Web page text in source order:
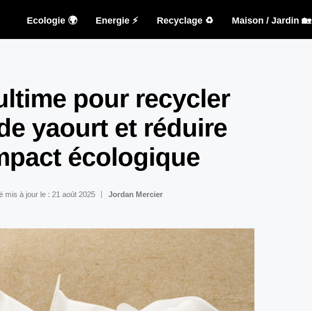
Ecologie 🌍 Energie ⚡ Recyclage ♻️ Maison / Jardin 🏡
pour recycler
yaourt et réduire
écologique
mis à jour le : 21 août 2025 Jordan Mercier